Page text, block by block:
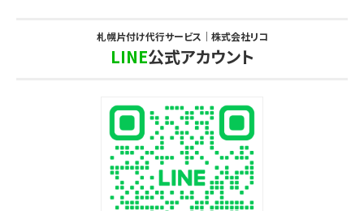
札幌片付け代行サービス｜株式会社リコ
LINE公式アカウント